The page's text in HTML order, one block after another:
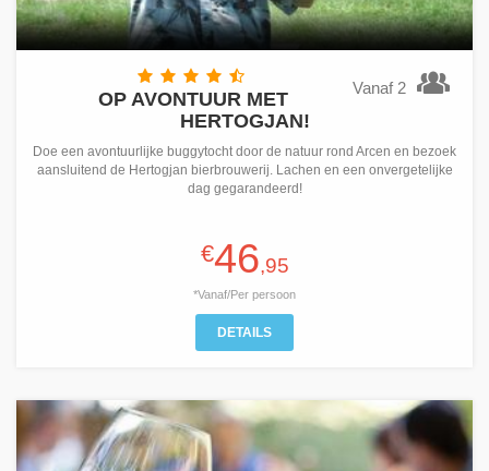
Vanaf 2
OP AVONTUUR MET
HERTOGJAN!
Doe een avontuurlijke buggytocht door de natuur rond Arcen en bezoek
aansluitend de Hertogjan bierbrouwerij. Lachen en een onvergetelijke
dag gegarandeerd!
€46,95
*Vanaf/Per persoon
DETAILS